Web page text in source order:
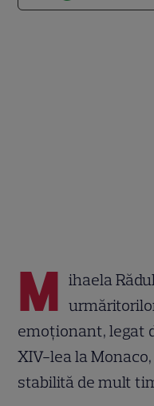
M ihaela
emoționant, legat
XIV-lea la
stabilită de mult